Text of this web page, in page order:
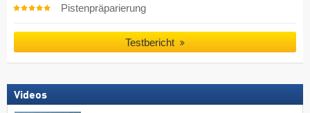
Pistenpräparierung
Testbericht
Videos